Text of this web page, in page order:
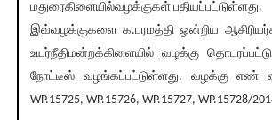
மதுரைகிளையில்வழக்குகள் பதியப்பட்டுள்ளது.
இவ்வழக்குகளை க.பரமத்தி ஒன்றிய
உயர்நீதிமன்றக்கிளையில் வழக்கு
நோட்டீஸ் வழங்கப்பட்டுள்ளது. வழக்கு எண்
WP.15725, WP.15726, WP.15727, WP.15728/